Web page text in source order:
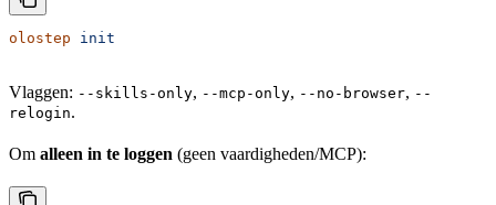
olostep init
Vlaggen: --skills-only, --mcp-only, --no-browser, --
relogin.
Om alleen in te loggen (geen vaardigheden/MCP):